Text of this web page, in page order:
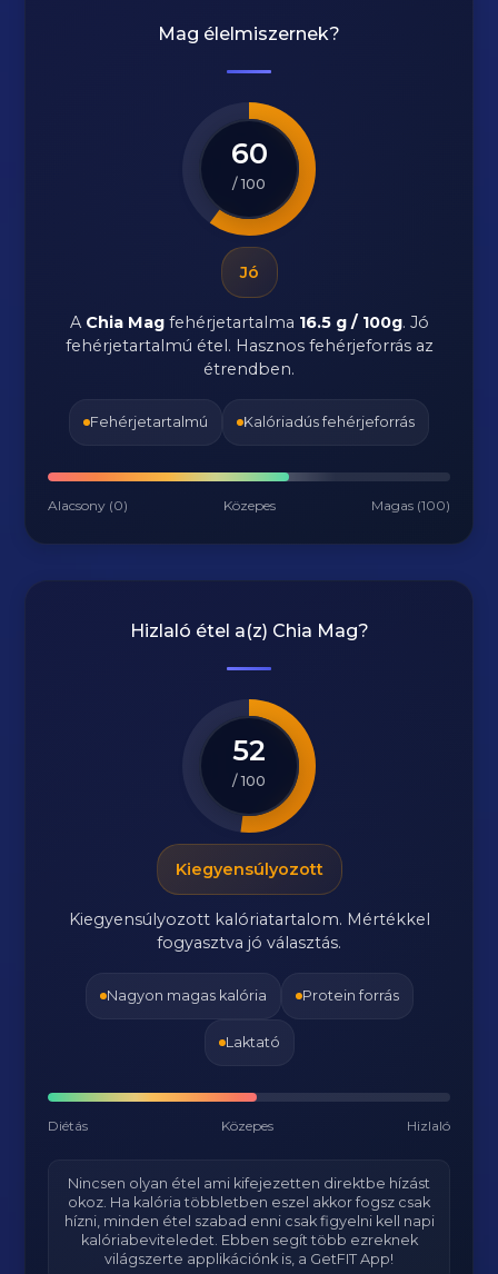
Mag élelmiszernek?
60
/ 100
Jó
A Chia Magfehérjetartalma 16.5 g / 100g. Jó
fehérjetartalmú étel. Hasznos fehérjeforrás az
étrendben.
Fehérjetartalmú Kalóriadús fehérjeforrás
Alacsony (0) Közepes Magas (100)
Hizlaló étel a(z) Chia Mag?
52
/ 100
Kiegyensúlyozott
Kiegyensúlyozott kalóriatartalom. Mértékkel
fogyasztva jó választás.
Nagyon magas kalória Protein forrás
Laktató
Diétás Közepes Hizlaló
Nincsen olyan étel ami kifejezetten direktbe hízást
okoz. Ha kalória többletben eszel akkor fogsz csak
hízni, minden étel szabad enni csak figyelni kell napi
kalóriabeviteledet. Ebben segít több ezreknek
világszerte applikációnk is, a GetFIT App!